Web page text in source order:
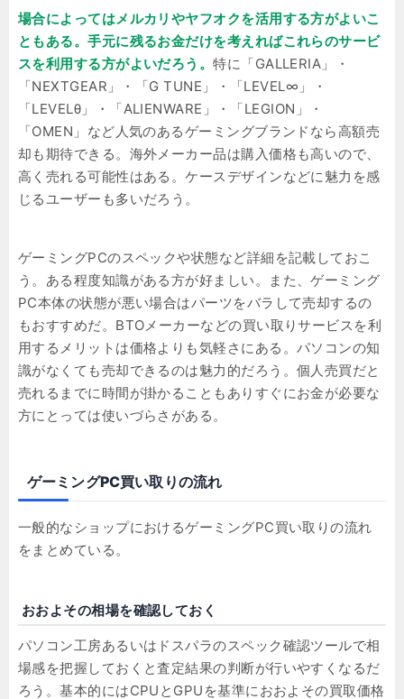
場合によってはメルカリやヤフオクを活用する方がよいこ
ともある。手元に残るお金だけを考えればこれらのサービ
スを利用する方がよいだろう。特に「GALLERIA」・
「NEXTGEAR」・「G TUNE」・「LEVEL∞」・
「LEVELθ」・「ALIENWARE」・「LEGION」・
「OMEN」など人気のあるゲーミングブランドなら高額売
却も期待できる。海外メーカー品は購入価格も高いので、
高く売れる可能性はある。ケースデザインなどに魅力を感
じるユーザーも多いだろう。
ゲーミングPCのスペックや状態など詳細を記載しておこ
う。ある程度知識がある方が好ましい。また、ゲーミング
PC本体の状態が悪い場合はパーツをバラして売却するの
もおすすめだ。BTOメーカーなどの買い取りサービスを利
用するメリットは価格よりも気軽さにある。パソコンの知
識がなくても売却できるのは魅力的だろう。個人売買だと
売れるまでに時間が掛かることもありすぐにお金が必要な
方にとっては使いづらさがある。
ゲーミングPC買い取りの流れ
一般的なショップにおけるゲーミングPC買い取りの流れ
をまとめている。
おおよその相場を確認しておく
パソコン工房あるいはドスパラのスペック確認ツールで相
場感を把握しておくと査定結果の判断が行いやすくなるだ
ろう。基本的にはCPUとGPUを基準におおよその買取価格